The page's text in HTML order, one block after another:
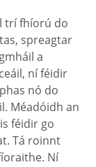
trí fhíorú do
spreagtar
a
ní féidir
nó do
Méadóidh an
féidir go
Tá roinnt
Ní